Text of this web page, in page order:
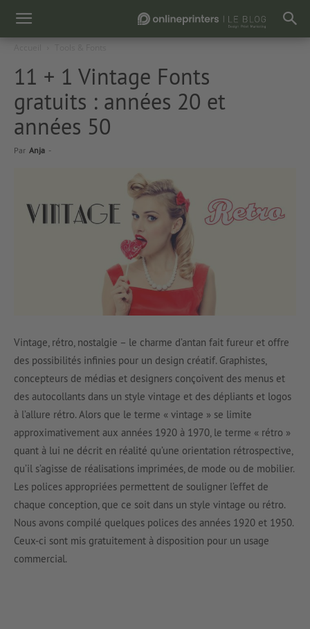
11 + 1 Vintage Fonts
gratuits : années 20 et
années 50
Par Anja -
Vintage, rétro, nostalgie – le charme d’antan fait fureur et offre
des possibilités infinies pour un design créatif. Graphistes,
concepteurs de médias et designers conçoivent des menus et
des autocollants dans un style vintage et des dépliants et logos
à l’allure rétro. Alors que le terme « vintage » se limite
approximativement aux années 1920 à 1970, le terme « rétro »
quant à lui ne décrit en réalité qu’une orientation rétrospective,
qu’il s’agisse de réalisations imprimées, de mode ou de mobilier.
Les polices appropriées permettent de souligner l’effet de
chaque conception, que ce soit dans un style vintage ou rétro.
Nous avons compilé quelques polices des années 1920 et 1950.
Ceux-ci sont mis gratuitement à disposition pour un usage
commercial.